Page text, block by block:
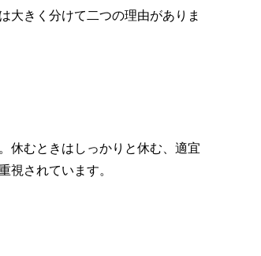
大きく分けて二つの理由がありま
休むときはしっかりと休む、適宜
視されています。